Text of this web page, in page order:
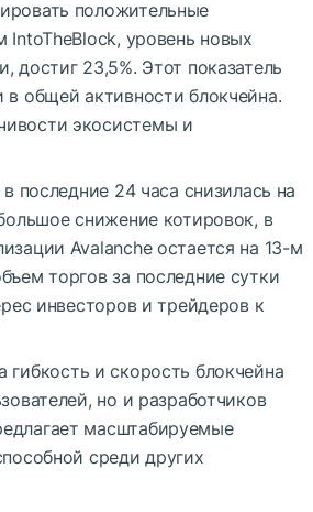
положительные
IntoTheBlock, уровень новых
достиг 23,5%. Этот показатель
общей активности блокчейна.
экосистемы и
в последние 24 часа снизилась на
снижение котировок, в
Avalanche остается на 13-м
торгов за последние сутки
инвесторов и трейдеров к
гибкость и скорость блокчейна
но и разработчиков
масштабируемые
среди других